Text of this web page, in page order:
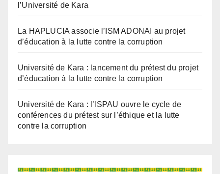
l’Université de Kara
La HAPLUCIA associe l’ISM ADONAI au projet
d’éducation à la lutte contre la corruption
Université de Kara : lancement du prétest du projet
d’éducation à la lutte contre la corruption
Université de Kara : l’ISPAU ouvre le cycle de
conférences du prétest sur l’éthique et la lutte
contre la corruption